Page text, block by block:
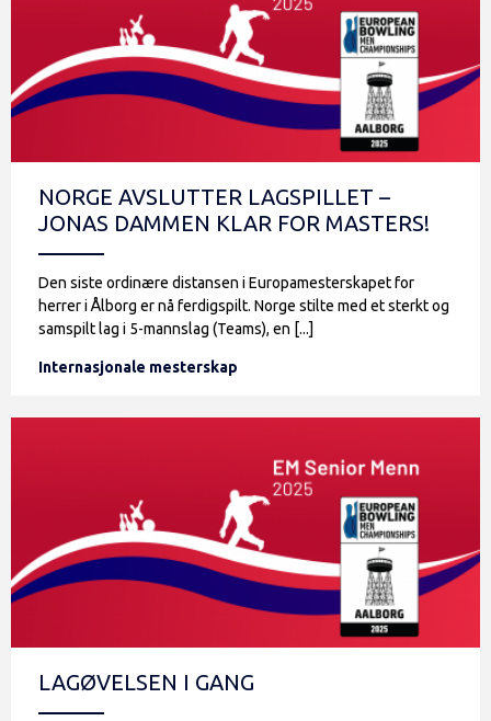
Internasjonale mesterskap
NORGE AVSLUTTER LAGSPILLET –
JONAS DAMMEN KLAR FOR MASTERS!
Den siste ordinære distansen i Europamesterskapet for
herrer i Ålborg er nå ferdigspilt. Norge stilte med et sterkt og
samspilt lag i 5-mannslag (Teams), en [...]
LAGØVELSEN I GANG